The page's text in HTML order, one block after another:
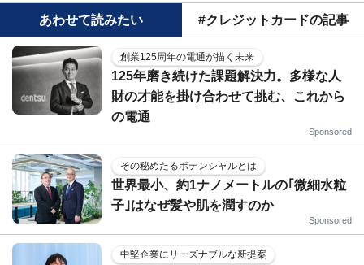
あわせて読みたい #クレジットカードの記事
創業125周年の電通が描く未来
125年磨き続けた課題解決力。多様な人
財の才能を掛け合わせて挑む、これから
の電通
Sponsored
その秘めたるポテンシャルとは
世界最小、約1ナノメートルの｢微細水粒
子｣はなぜ髪や肌を潤すのか
Sponsored
中堅企業にリーズナブルな新提案